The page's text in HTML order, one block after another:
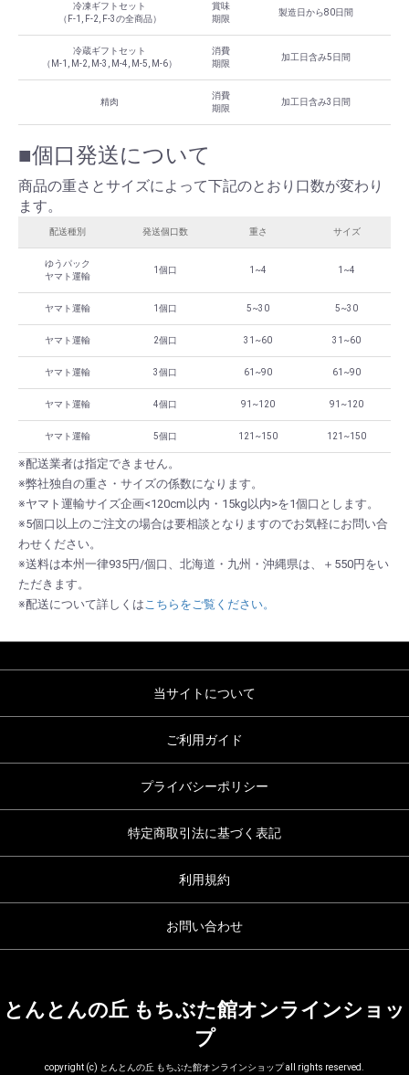
冷凍ギフトセット
（F-1, F-2, F-3の全商品）
賞味
期限
製造日から80日間
冷蔵ギフトセット
（M-1, M-2, M-3, M-4, M-5, M-6）
消費
期限
加工日含み5日間
精肉
消費
期限
加工日含み3日間
■個口発送について
商品の重さとサイズによって下記のとおり口数が変わり
ます。
配送種別 発送個口数 重さ サイズ
ゆうパック
ヤマト運輸
1個口 1~4 1~4
ヤマト運輸 1個口 5~30 5~30
ヤマト運輸 2個口 31~60 31~60
ヤマト運輸 3個口 61~90 61~90
ヤマト運輸 4個口 91~120 91~120
ヤマト運輸 5個口 121~150 121~150
※配送業者は指定できません。
※弊社独自の重さ・サイズの係数になります。
※ヤマト運輸サイズ企画<120cm以内・15kg以内>を1個口とします。
※5個口以上のご注文の場合は要相談となりますのでお気軽にお問い合
わせください。
※送料は本州一律935円/個口、北海道・九州・沖縄県は、＋550円をい
ただきます。
※配送について詳しくはこちらをご覧ください。
当サイトについて
ご利用ガイド
プライバシーポリシー
特定商取引法に基づく表記
利用規約
お問い合わせ
とんとんの丘 もちぶた館オンラインショッ
プ
copyright (c) とんとんの丘 もちぶた館オンラインショップ all rights reserved.